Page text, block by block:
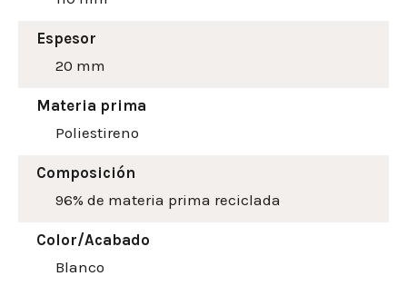
Espesor
20 mm
Materia prima
Poliestireno
Composición
96% de materia prima reciclada
Color/Acabado
Blanco